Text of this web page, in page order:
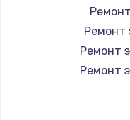
Ремонт
Ремонт
Ремонт